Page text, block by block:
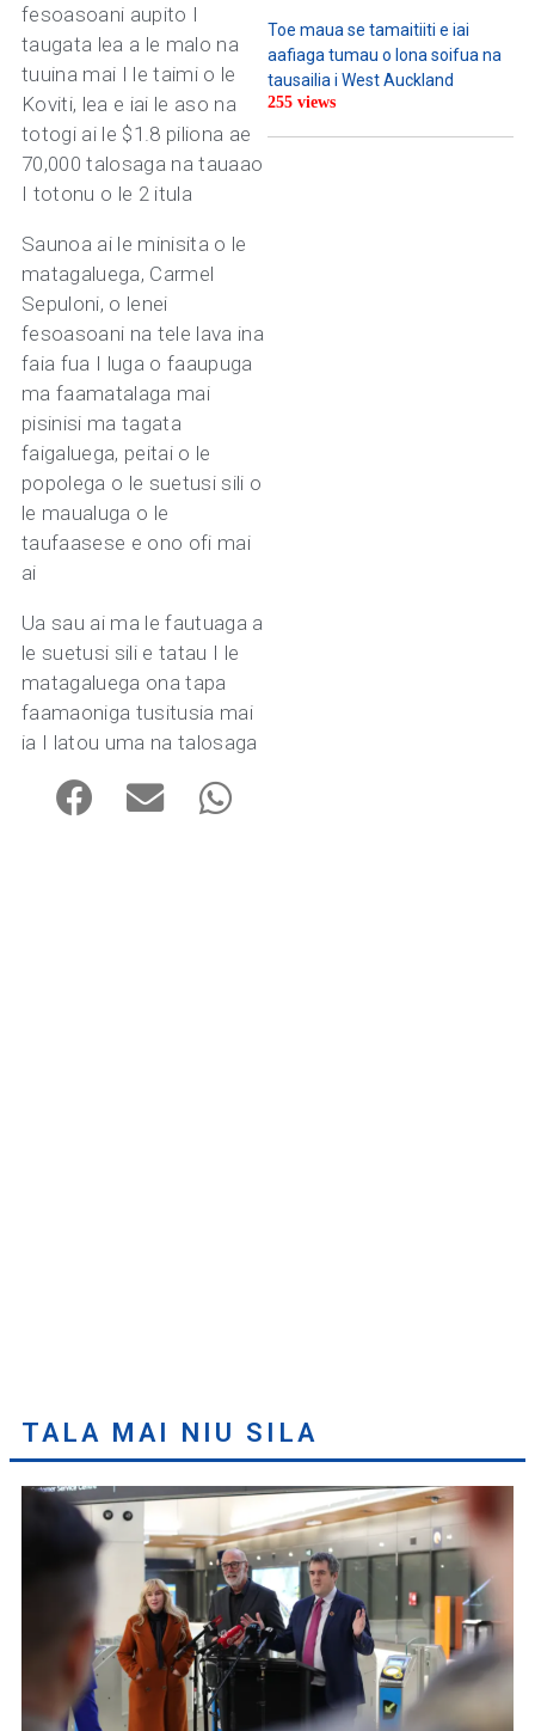
fesoasoani aupito I
taugata lea a le malo na
tuuina mai I le taimi o le
Koviti, lea e iai le aso na
totogi ai le $1.8 piliona ae
70,000 talosaga na tauaao
I totonu o le 2 itula
Saunoa ai le minisita o le
matagaluega, Carmel
Sepuloni, o lenei
fesoasoani na tele lava ina
faia fua I luga o faaupuga
ma faamatalaga mai
pisinisi ma tagata
faigaluega, peitai o le
popolega o le suetusi sili o
le maualuga o le
taufaasese e ono ofi mai
ai
Ua sau ai ma le fautuaga a
le suetusi sili e tatau I le
matagaluega ona tapa
faamaoniga tusitusia mai
ia I latou uma na talosaga
Toe maua se tamaitiiti e iai
aafiaga tumau o lona soifua na
tausailia i West Auckland
255 views
TALA MAI NIU SILA